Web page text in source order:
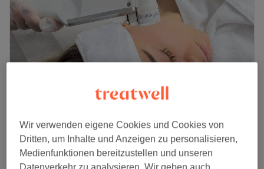
Ayda Kosmetik Köln
Zollstock, Köln
Auf Karte anzeigen
Waxing - Achseln
15 Min.
20 €
Wir verwenden eigene Cookies und Cookies von
Dritten, um Inhalte und Anzeigen zu personalisieren,
Medienfunktionen bereitzustellen und unseren